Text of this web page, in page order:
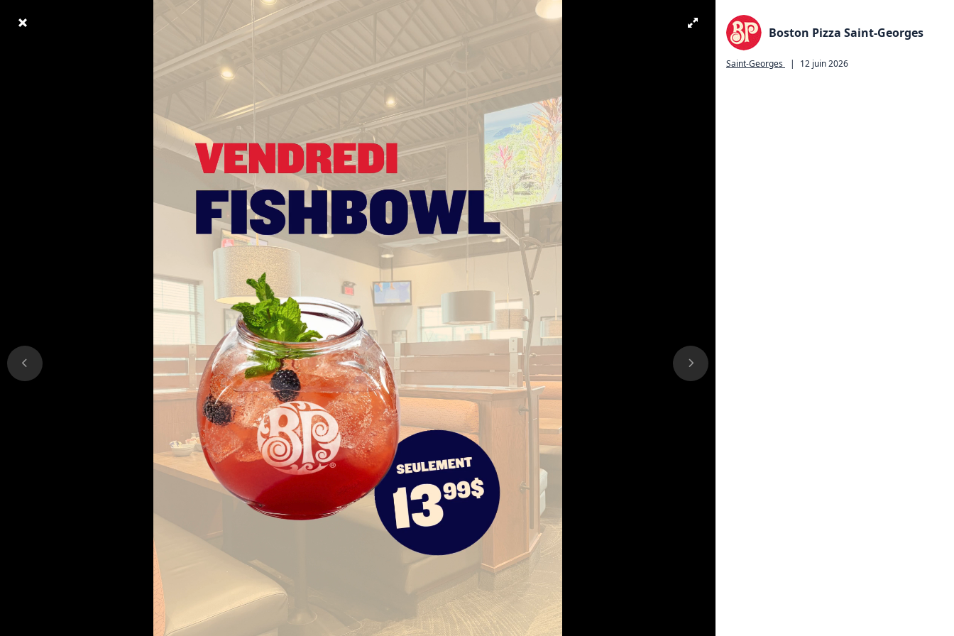
Boston Pizza Saint-Georges
Saint-Georges | 12 juin 2026